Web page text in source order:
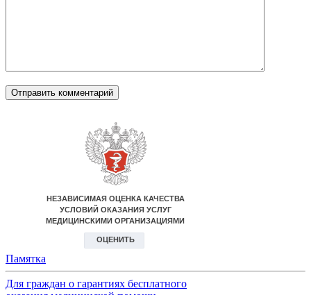
Памятка
Для граждан о гарантиях бесплатного